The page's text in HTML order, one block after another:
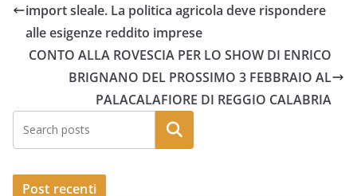
import sleale. La politica agricola deve rispondere
alle esigenze reddito imprese
CONTO ALLA ROVESCIA PER LO SHOW DI ENRICO
BRIGNANO DEL PROSSIMO 3 FEBBRAIO AL
PALACALAFIORE DI REGGIO CALABRIA
Post recenti